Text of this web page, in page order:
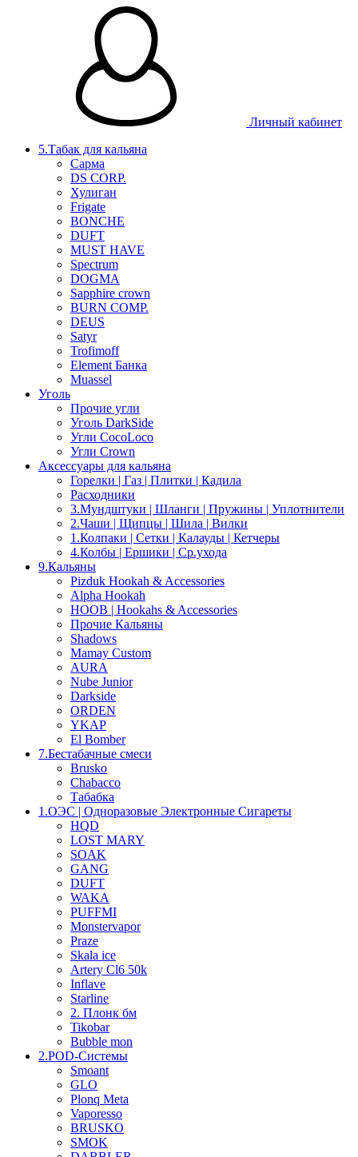
Личный кабинет
5.Табак для кальяна
Сарма
DS CORP.
Хулиган
Frigate
BONCHE
DUFT
MUST HAVE
Spectrum
DOGMA
Sapphire crown
BURN COMP.
DEUS
Satyr
Trofimoff
Element Банка
Muassel
Уголь
Прочие угли
Уголь DarkSide
Угли CocoLoco
Угли Crown
Аксессуары для кальяна
Горелки | Газ | Плитки | Кадила
Расходники
3.Мундштуки | Шланги | Пружины | Уплотнители
2.Чаши | Щипцы | Шила | Вилки
1.Колпаки | Сетки | Калауды | Кетчеры
4.Колбы | Ершики | Cр.ухода
9.Кальяны
Pizduk Hookah & Accessories
Alpha Hookah
HOOB | Hookahs & Accessories
Прочие Кальяны
Shadows
Mamay Custom
AURA
Nube Junior
Darkside
ORDEN
YKAP
El Bomber
7.Бестабачные смеси
Brusko
Chabacco
Табабка
1.OЭС | Одноразовые Электронные Сигареты
HQD
LOST MARY
SOAK
GANG
DUFT
WAKA
PUFFMI
Monstervapor
Praze
Skala ice
Artery Cl6 50k
Inflave
Starline
2. Плонк бм
Tikobar
Bubble mon
2.POD-Системы
Smoant
GLO
Plonq Meta
Vaporesso
BRUSKO
SMOK